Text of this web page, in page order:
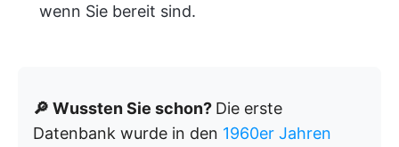
wenn Sie bereit sind.
🔎 Wussten Sie schon? Die erste
Datenbank wurde in den 1960er Jahren